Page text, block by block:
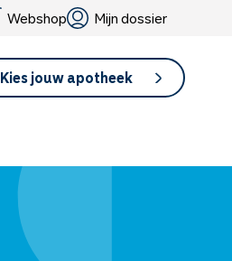
Webshop Mijn dossier
Kies jouw apotheek